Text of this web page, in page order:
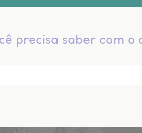
precisa saber com o